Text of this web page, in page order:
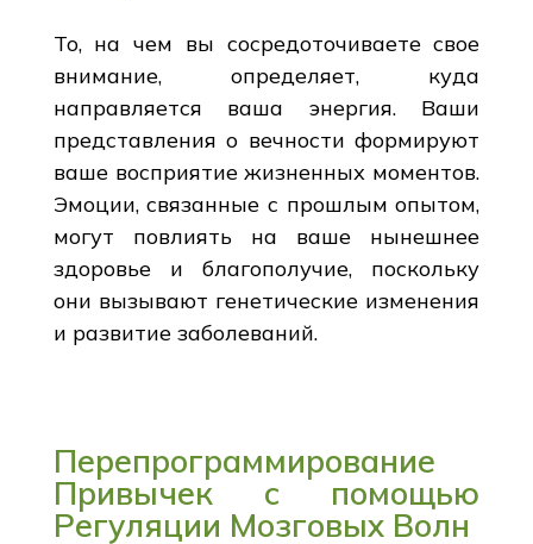
То, на чем вы сосредоточиваете свое
внимание, определяет, куда
направляется ваша энергия. Ваши
представления о вечности формируют
ваше восприятие жизненных моментов.
Эмоции, связанные с прошлым опытом,
могут повлиять на ваше нынешнее
здоровье и благополучие, поскольку
они вызывают генетические изменения
и развитие заболеваний.
Перепрограммирование
Привычек с помощью
Регуляции Мозговых Волн